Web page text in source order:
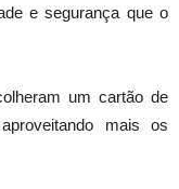
e segurança que o
um cartão de
mais os